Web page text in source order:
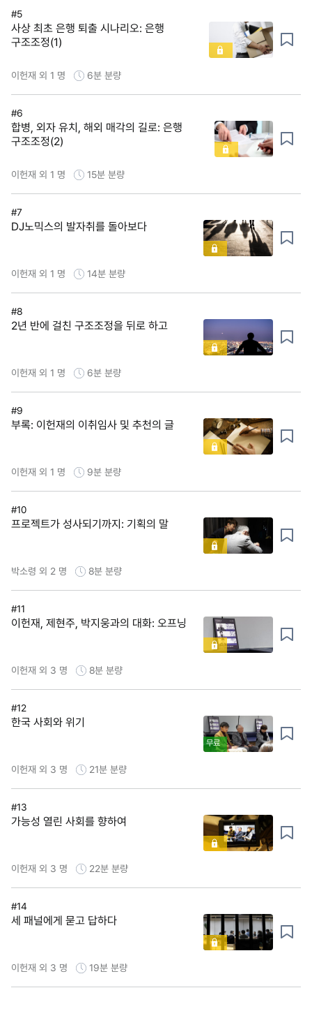
#5
사상 최초 은행 퇴출 시나리오: 은행
구조조정(1)
이헌재 외 1 명 6분 분량
#6
합병, 외자 유치, 해외 매각의 길로: 은행
구조조정(2)
이헌재 외 1 명 15분 분량
#7
DJ노믹스의 발자취를 돌아보다
이헌재 외 1 명 14분 분량
#8
2년 반에 걸친 구조조정을 뒤로 하고
이헌재 외 1 명 6분 분량
#9
부록: 이헌재의 이취임사 및 추천의 글
이헌재 외 1 명 9분 분량
#10
프로젝트가 성사되기까지: 기획의 말
박소령 외 2 명 8분 분량
#11
이헌재, 제현주, 박지웅과의 대화: 오프닝
이헌재 외 3 명 8분 분량
#12
한국 사회와 위기
무료
이헌재 외 3 명 21분 분량
#13
가능성 열린 사회를 향하여
이헌재 외 3 명 22분 분량
#14
세 패널에게 묻고 답하다
이헌재 외 3 명 19분 분량